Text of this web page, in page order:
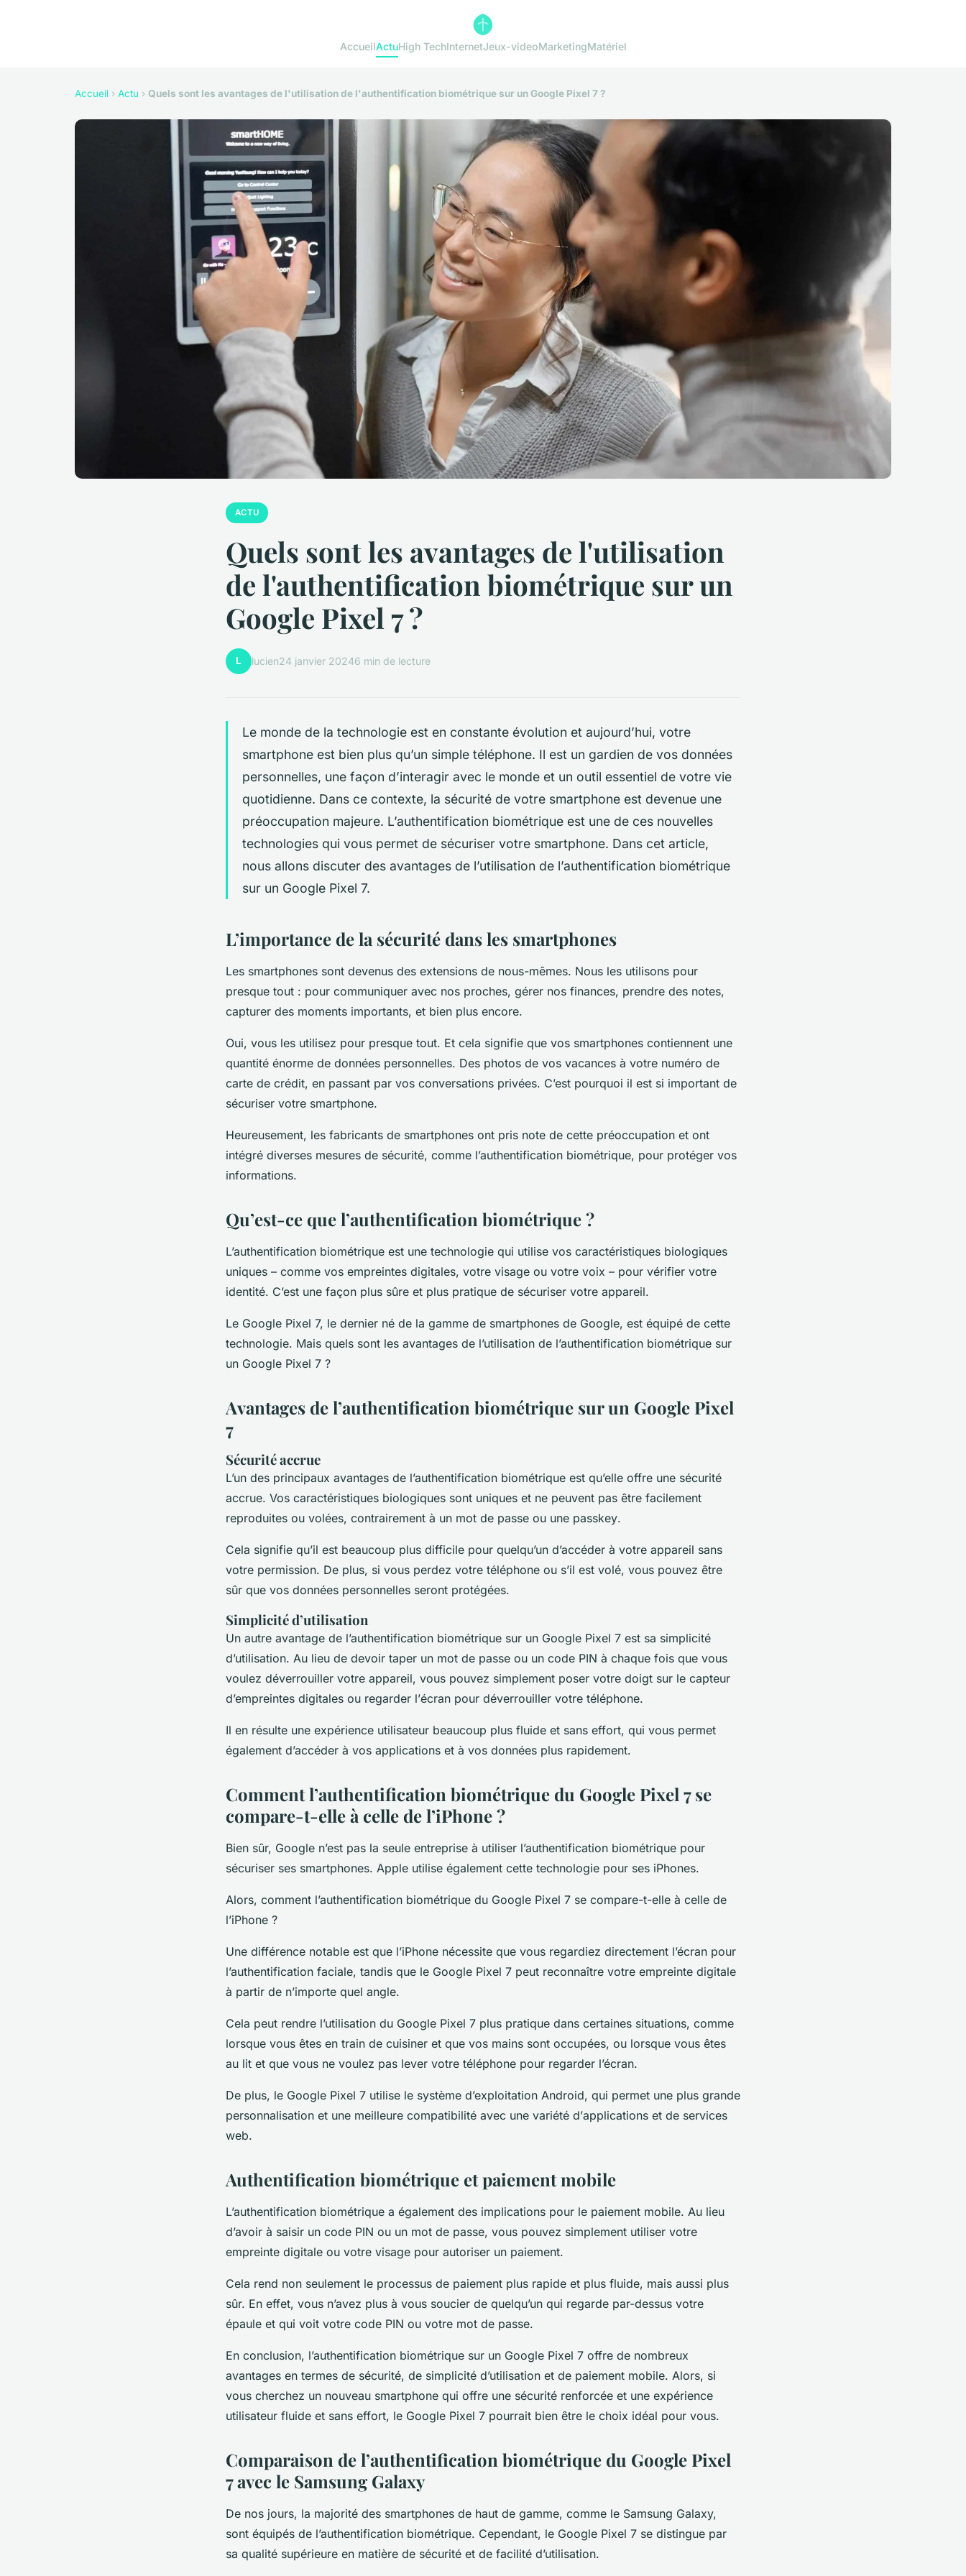
AccueilActuHigh TechInternetJeux-videoMarketingMatériel
Accueil › Actu › Quels sont les avantages de l'utilisation de l'authentification biométrique sur un Google Pixel 7 ?
ACTU
Quels sont les avantages de l'utilisation
de l'authentification biométrique sur un
Google Pixel 7 ?
L lucien24 janvier 20246 min de lecture
Le monde de la technologie est en constante évolution et aujourd’hui, votre
smartphone est bien plus qu’un simple téléphone. Il est un gardien de vos données
personnelles, une façon d’interagir avec le monde et un outil essentiel de votre vie
quotidienne. Dans ce contexte, la sécurité de votre smartphone est devenue une
préoccupation majeure. L’authentification biométrique est une de ces nouvelles
technologies qui vous permet de sécuriser votre smartphone. Dans cet article,
nous allons discuter des avantages de l’utilisation de l’authentification biométrique
sur un Google Pixel 7.
L’importance de la sécurité dans les smartphones
Les smartphones sont devenus des extensions de nous-mêmes. Nous les utilisons pour
presque tout : pour communiquer avec nos proches, gérer nos finances, prendre des notes,
capturer des moments importants, et bien plus encore.
Oui, vous les utilisez pour presque tout. Et cela signifie que vos smartphones contiennent une
quantité énorme de données personnelles. Des photos de vos vacances à votre numéro de
carte de crédit, en passant par vos conversations privées. C’est pourquoi il est si important de
sécuriser votre smartphone.
Heureusement, les fabricants de smartphones ont pris note de cette préoccupation et ont
intégré diverses mesures de sécurité, comme l’authentification biométrique, pour protéger vos
informations.
Qu’est-ce que l’authentification biométrique ?
L’authentification biométrique est une technologie qui utilise vos caractéristiques biologiques
uniques – comme vos empreintes digitales, votre visage ou votre voix – pour vérifier votre
identité. C’est une façon plus sûre et plus pratique de sécuriser votre appareil.
Le Google Pixel 7, le dernier né de la gamme de smartphones de Google, est équipé de cette
technologie. Mais quels sont les avantages de l’utilisation de l’authentification biométrique sur
un Google Pixel 7 ?
Avantages de l’authentification biométrique sur un Google Pixel
7
Sécurité accrue
L’un des principaux avantages de l’authentification biométrique est qu’elle offre une sécurité
accrue. Vos caractéristiques biologiques sont uniques et ne peuvent pas être facilement
reproduites ou volées, contrairement à un mot de passe ou une passkey.
Cela signifie qu’il est beaucoup plus difficile pour quelqu’un d’accéder à votre appareil sans
votre permission. De plus, si vous perdez votre téléphone ou s’il est volé, vous pouvez être
sûr que vos données personnelles seront protégées.
Simplicité d’utilisation
Un autre avantage de l’authentification biométrique sur un Google Pixel 7 est sa simplicité
d’utilisation. Au lieu de devoir taper un mot de passe ou un code PIN à chaque fois que vous
voulez déverrouiller votre appareil, vous pouvez simplement poser votre doigt sur le capteur
d’empreintes digitales ou regarder l’écran pour déverrouiller votre téléphone.
Il en résulte une expérience utilisateur beaucoup plus fluide et sans effort, qui vous permet
également d’accéder à vos applications et à vos données plus rapidement.
Comment l’authentification biométrique du Google Pixel 7 se
compare-t-elle à celle de l’iPhone ?
Bien sûr, Google n’est pas la seule entreprise à utiliser l’authentification biométrique pour
sécuriser ses smartphones. Apple utilise également cette technologie pour ses iPhones.
Alors, comment l’authentification biométrique du Google Pixel 7 se compare-t-elle à celle de
l’iPhone ?
Une différence notable est que l’iPhone nécessite que vous regardiez directement l’écran pour
l’authentification faciale, tandis que le Google Pixel 7 peut reconnaître votre empreinte digitale
à partir de n’importe quel angle.
Cela peut rendre l’utilisation du Google Pixel 7 plus pratique dans certaines situations, comme
lorsque vous êtes en train de cuisiner et que vos mains sont occupées, ou lorsque vous êtes
au lit et que vous ne voulez pas lever votre téléphone pour regarder l’écran.
De plus, le Google Pixel 7 utilise le système d’exploitation Android, qui permet une plus grande
personnalisation et une meilleure compatibilité avec une variété d’applications et de services
web.
Authentification biométrique et paiement mobile
L’authentification biométrique a également des implications pour le paiement mobile. Au lieu
d’avoir à saisir un code PIN ou un mot de passe, vous pouvez simplement utiliser votre
empreinte digitale ou votre visage pour autoriser un paiement.
Cela rend non seulement le processus de paiement plus rapide et plus fluide, mais aussi plus
sûr. En effet, vous n’avez plus à vous soucier de quelqu’un qui regarde par-dessus votre
épaule et qui voit votre code PIN ou votre mot de passe.
En conclusion, l’authentification biométrique sur un Google Pixel 7 offre de nombreux
avantages en termes de sécurité, de simplicité d’utilisation et de paiement mobile. Alors, si
vous cherchez un nouveau smartphone qui offre une sécurité renforcée et une expérience
utilisateur fluide et sans effort, le Google Pixel 7 pourrait bien être le choix idéal pour vous.
Comparaison de l’authentification biométrique du Google Pixel
7 avec le Samsung Galaxy
De nos jours, la majorité des smartphones de haut de gamme, comme le Samsung Galaxy,
sont équipés de l’authentification biométrique. Cependant, le Google Pixel 7 se distingue par
sa qualité supérieure en matière de sécurité et de facilité d’utilisation.